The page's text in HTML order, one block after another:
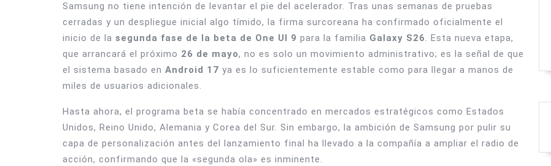
Samsung no tiene intención de levantar el pie del acelerador. Tras unas semanas de pruebas
cerradas y un despliegue inicial algo tímido, la firma surcoreana ha confirmado oficialmente el
inicio de la segunda fase de la beta de One UI 9 para la familia Galaxy S26. Esta nueva etapa,
que arrancará el próximo 26 de mayo, no es solo un movimiento administrativo; es la señal de que
el sistema basado en Android 17 ya es lo suficientemente estable como para llegar a manos de
miles de usuarios adicionales.
Hasta ahora, el programa beta se había concentrado en mercados estratégicos como Estados
Unidos, Reino Unido, Alemania y Corea del Sur. Sin embargo, la ambición de Samsung por pulir su
capa de personalización antes del lanzamiento final ha llevado a la compañía a ampliar el radio de
acción, confirmando que la «segunda ola» es inminente.